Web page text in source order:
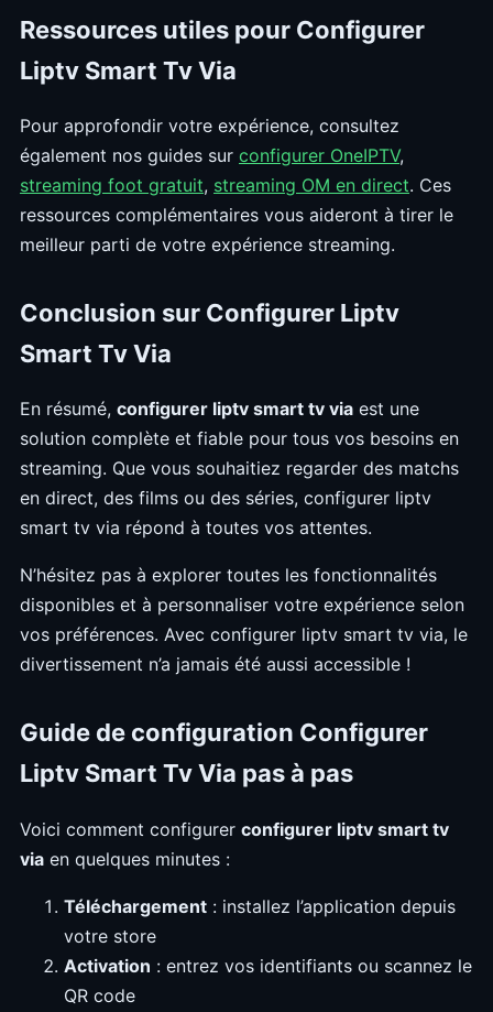
Ressources utiles pour Configurer
Liptv Smart Tv Via
Pour approfondir votre expérience, consultez
également nos guides sur configurer OneIPTV,
streaming foot gratuit, streaming OM en direct. Ces
ressources complémentaires vous aideront à tirer le
meilleur parti de votre expérience streaming.
Conclusion sur Configurer Liptv
Smart Tv Via
En résumé, configurer liptv smart tv via est une
solution complète et fiable pour tous vos besoins en
streaming. Que vous souhaitiez regarder des matchs
en direct, des films ou des séries, configurer liptv
smart tv via répond à toutes vos attentes.
N’hésitez pas à explorer toutes les fonctionnalités
disponibles et à personnaliser votre expérience selon
vos préférences. Avec configurer liptv smart tv via, le
divertissement n’a jamais été aussi accessible !
Guide de configuration Configurer
Liptv Smart Tv Via pas à pas
Voici comment configurer configurer liptv smart tv
via en quelques minutes :
Téléchargement : installez l’application depuis
votre store
Activation : entrez vos identifiants ou scannez le
QR code